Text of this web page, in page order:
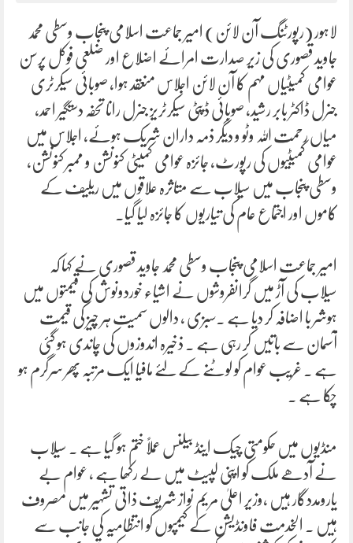
لاہور (رپورٹنگ آن لائن) امیر جماعت اسلامی پنجاب وسطی محمد
جاوید قصوری کی زیر صدارت امرائے اضلاع اور ضلعی فوکل پرسن
عوامی کمیٹیاں مہم کا آن لائن اجلاس منعقد ہوا، صوبائی سیکرٹری
جنرل ڈاکٹر بابر رشید، صوبائی ڈپٹی سیکرٹریز جنرل رانا تحفہ دستگیر احمد،
میاں رحمت اللہ وٹو و دیگر ذمہ داران شریک ہوئے، اجلاس میں
عوامی کمیٹیوں کی رپورٹ، جائزہ عوامی کمیٹی کنونشن و ممبر کنونشن،
وسطی پنجاب میں سیلاب سے متاثرہ علاقوں میں ریلیف کے
کاموں اور اجتماع عام کی تیاریوں کا جائزہ لیا گیا۔
امیر جماعت اسلامی پنجاب وسطی محمد جاوید قصوری نے کہا کہ
سیلاب کی آڑ میں گرانفروشوں نے اشیاء خوردونوش کی قیمتوں میں
ہوشر با اضافہ کر دیا ہے ۔سبزی ، دالوں سمیت ہر چیز کی قیمت
آسمان سے باتیں کر رہی ہے ۔ ذخیرہ اندوزوں کی چاندی ہو گئی
ہے ۔ غریب عوام کو لوٹنے کے لئے مافیا ایک مرتبہ پھر سرگرم ہو
چکا ہے ۔
منڈیوں میں حکومتی چیک اینڈ بیلنس عملاً ختم ہو گیا ہے ۔ سیلاب
نے آدھے ملک کو اپنی لپیٹ میں لے رکھا ہے ، عوام بے
یارومددگار ہیں ،وزیر اعلیٰ مریم نواز شریف ذاتی تشہیر میں مصروف
ہیں ۔ الخدمت فاونڈیشن کے کیمپوں کو انتظامیہ کی جانب سے